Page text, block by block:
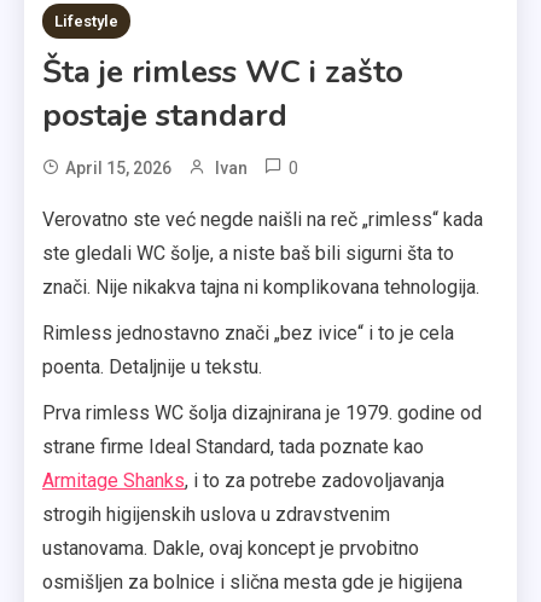
Lifestyle
Šta je rimless WC i zašto
postaje standard
April 15, 2026 Ivan 0
Verovatno ste već negde naišli na reč „rimless“ kada
ste gledali WC šolje, a niste baš bili sigurni šta to
znači. Nije nikakva tajna ni komplikovana tehnologija.
Rimless jednostavno znači „bez ivice“ i to je cela
poenta. Detaljnije u tekstu.
Prva rimless WC šolja dizajnirana je 1979. godine od
strane firme Ideal Standard, tada poznate kao
Armitage Shanks, i to za potrebe zadovoljavanja
strogih higijenskih uslova u zdravstvenim
ustanovama. Dakle, ovaj koncept je prvobitno
osmišljen za bolnice i slična mesta gde je higijena